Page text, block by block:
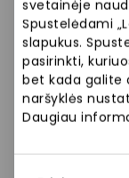
svetainėje
Spustelėdami
slapukus.
pasirinkti,
bet kada galite
naršyklės
Daugiau
galite būti
standartus
• ŽEMOS
VISION
gaminami
žemiausią